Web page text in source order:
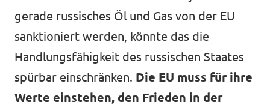
gerade russisches Öl und Gas von der EU
sanktioniert werden, könnte das die
Handlungsfähigkeit des russischen Staates
spürbar einschränken. Die EU muss für ihre
Werte einstehen, den Frieden in der